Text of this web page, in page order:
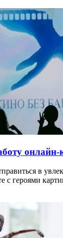
онлайн-
в
с героями